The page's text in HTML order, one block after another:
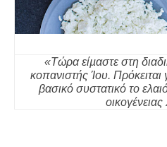
«Τώρα είµαστε στη
κοπανιστής Ίου. Πρόκειται
βασικό συστατικό το